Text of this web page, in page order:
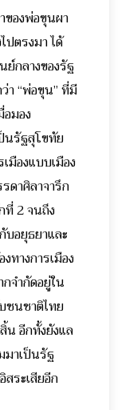
องพ่อขุนผา
ปตรงมา ได้
ย์กลางของรัฐ
า “พ่อขุน” ที่มี
อมอง
นรัฐสุโขทัย
มืองแบบเมือง
ดาศิลาจารึก
ที่ 2 จนถึง
อยุธยาและ
ทางการเมือง
จำกัดอยู่ใน
ชนชาติไทย
น อีกทั้งยังแล
มาเป็นรัฐ
ระเสียอีก